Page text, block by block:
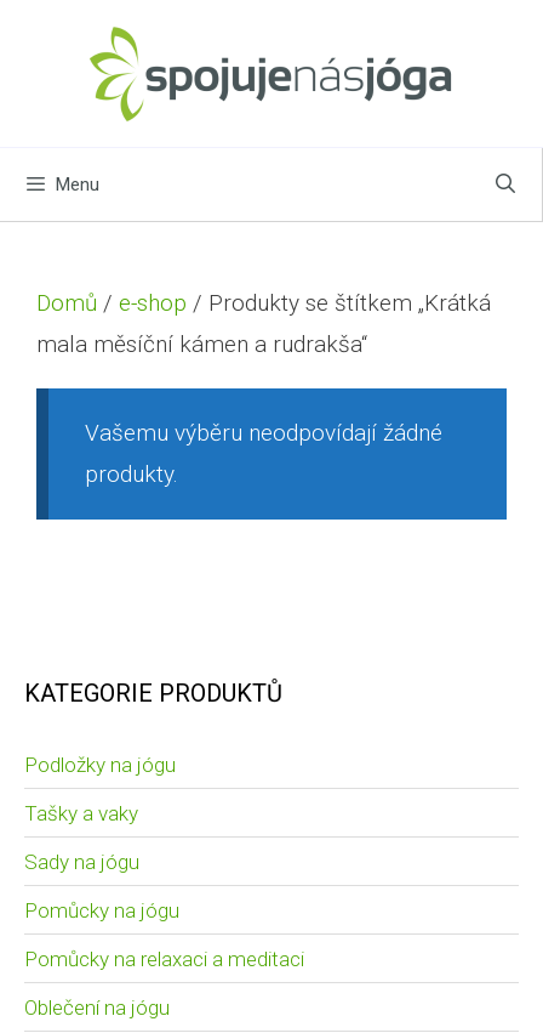
Menu
Domů / e-shop / Produkty se štítkem „Krátká
mala měsíční kámen a rudrakša“
Vašemu výběru neodpovídají žádné
produkty.
KATEGORIE PRODUKTŮ
Podložky na jógu
Tašky a vaky
Sady na jógu
Pomůcky na jógu
Pomůcky na relaxaci a meditaci
Oblečení na jógu